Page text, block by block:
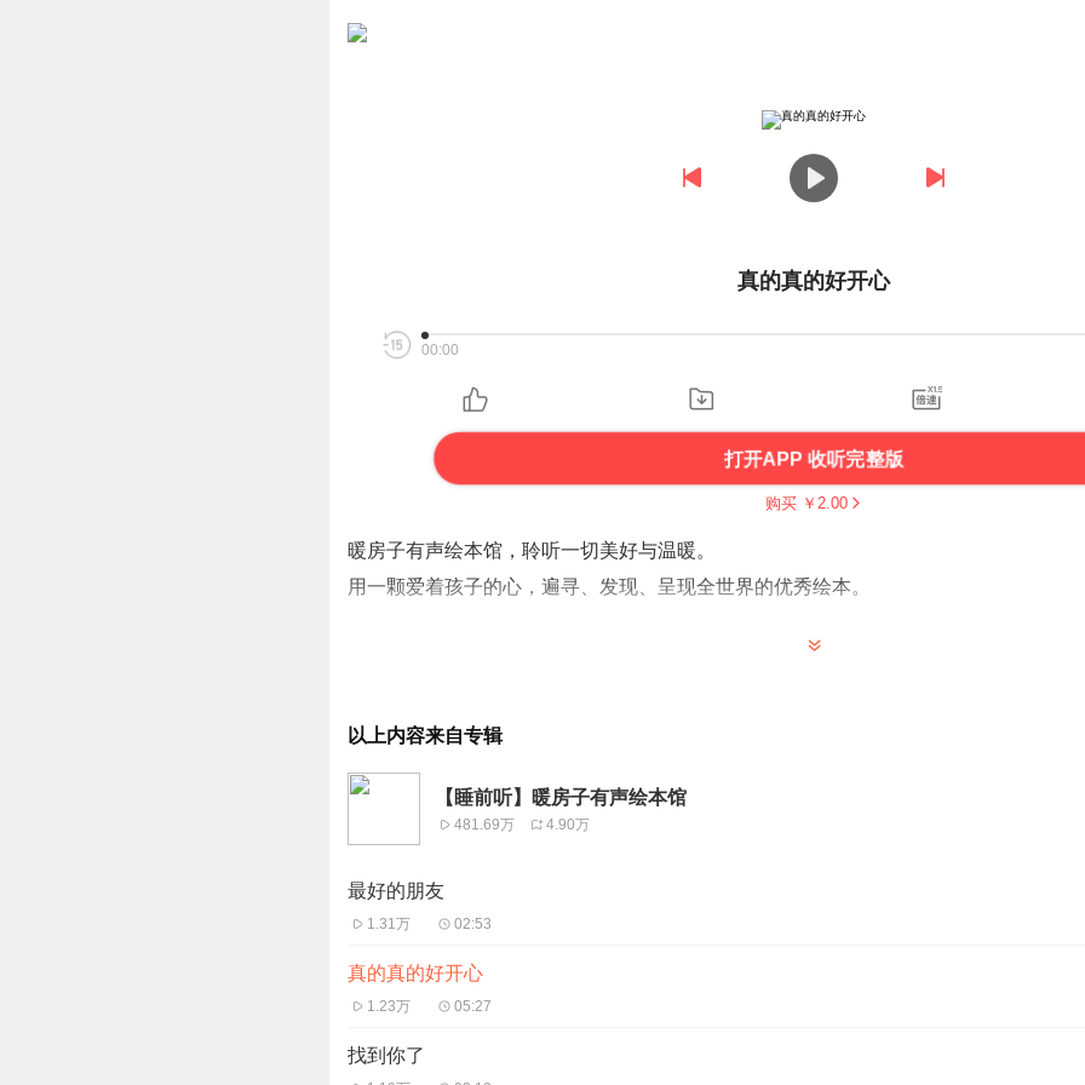
真的真的好开心
00:00
打开APP 收听完整版
购买 ￥ 2.00
暖房子有声绘本馆，聆听一切美好与温暖。
用一颗爱着孩子的心，遍寻、发现、呈现全世界的优秀绘本。
暖房子有声绘本温暖呈现
温馨亲情故事描绘出爱的形状
每一声“我爱你”都值得珍藏
关注儿童心灵成长，讲给孩子幸福感的亲情故事。
国际优秀绘本创作者倾力打造，让审美始于孩子的童年。
以上内容来自专辑
【睡前听】暖房子有声绘本馆
481.69万 4.90万
最好的朋友
1.31万 02:53
真的真的好开心
1.23万 05:27
找到你了